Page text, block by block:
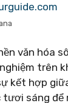
văn hóa
trên
kết hợp
sáng để